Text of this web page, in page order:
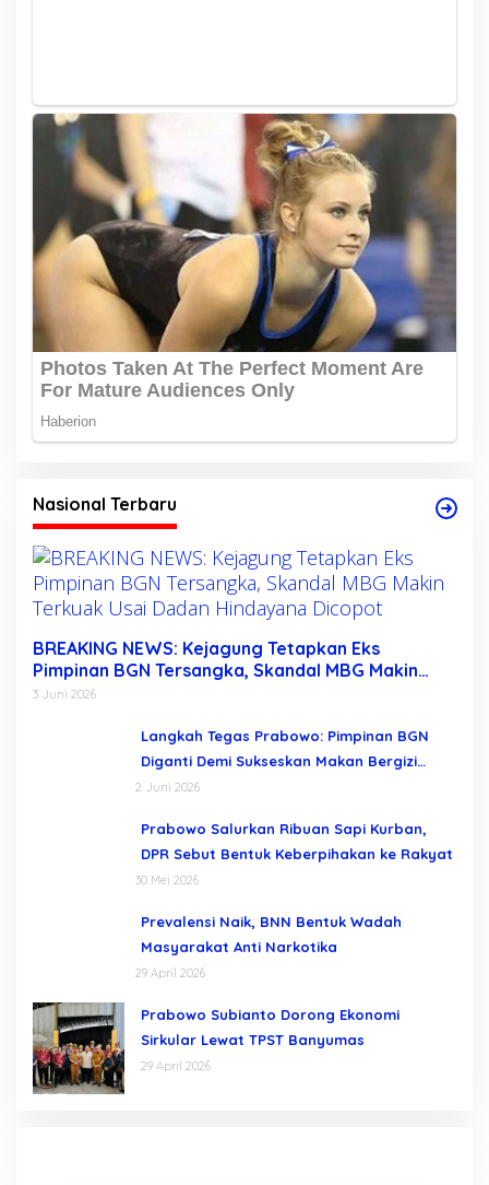
Nasional Terbaru
BREAKING NEWS: Kejagung Tetapkan Eks
Pimpinan BGN Tersangka, Skandal MBG Makin
Terkuak Usai Dadan Hindayana Dicopot
3 Juni 2026
Langkah Tegas Prabowo: Pimpinan BGN
Diganti Demi Sukseskan Makan Bergizi
Gratis
2 Juni 2026
Prabowo Salurkan Ribuan Sapi Kurban,
DPR Sebut Bentuk Keberpihakan ke Rakyat
30 Mei 2026
Prevalensi Naik, BNN Bentuk Wadah
Masyarakat Anti Narkotika
29 April 2026
Prabowo Subianto Dorong Ekonomi
Sirkular Lewat TPST Banyumas
29 April 2026